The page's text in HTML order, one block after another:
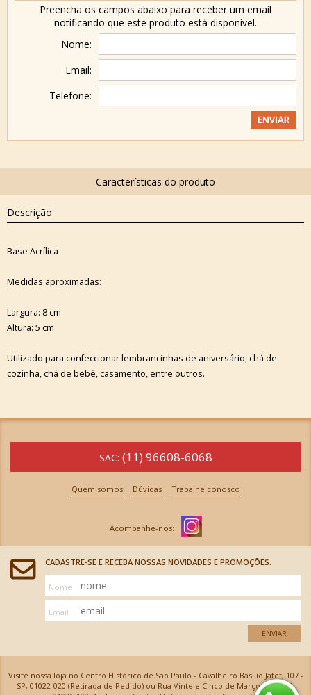
Preencha os campos abaixo para receber um email
notificando que este produto está disponível.
Nome:
Email:
Telefone:
Descrição
Base Acrílica
Medidas aproximadas:
Largura: 8 cm
Altura: 5 cm
Utilizado para confeccionar lembrancinhas de aniversário, chá de
cozinha, chá de bebê, casamento, entre outros.
SAC: (11) 96608-6068
Quem somos Dúvidas Trabalhe conosco
CADASTRE-SE E RECEBA NOSSAS NOVIDADES E PROMOÇÕES.
Nome
Email
ENVIAR
Visite nossa loja no Centro Histórico de São Paulo - Cavalheiro Basílio Jafet, 107 -
SP, 01022-020 (Retirada de Pedido) ou Rua Vinte e Cinco de Março, 576 - SP,